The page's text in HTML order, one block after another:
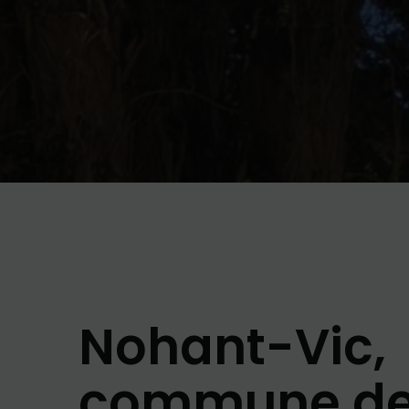
Nohant-Vic,